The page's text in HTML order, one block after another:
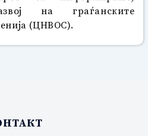
на граѓанските
(ЦНВОС).